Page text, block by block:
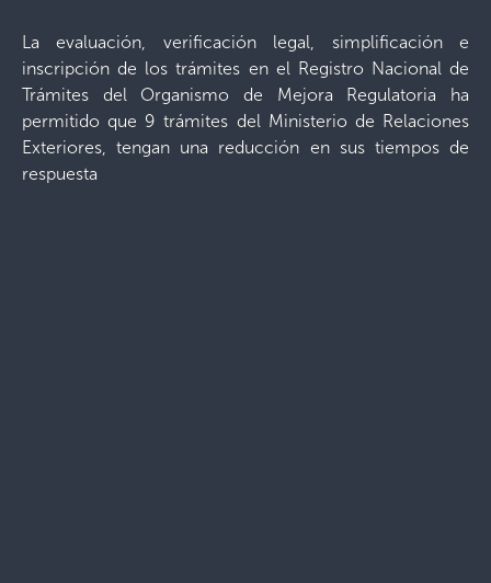
La evaluación, verificación legal, simplificación e
inscripción de los trámites en el Registro Nacional de
Trámites del Organismo de Mejora Regulatoria ha
permitido que 9 trámites del Ministerio de Relaciones
Exteriores, tengan una reducción en sus tiempos de
respuesta